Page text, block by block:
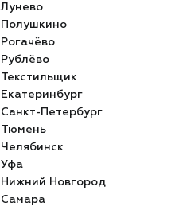
Лунево
Полушкино
Рогачёво
Рублёво
Текстильщик
Екатеринбург
Санкт-Петербург
Тюмень
Челябинск
Уфа
Нижний Новгород
Самара